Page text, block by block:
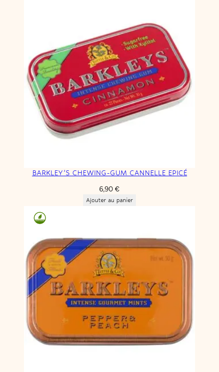
BARKLEY’S CHEWING-GUM CANNELLE EPICÉ
6,90 €
Ajouter au panier